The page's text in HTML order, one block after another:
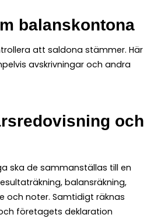
balanskontona
att saldona stämmer. Här
avskrivningar och andra
och
ska de sammanställas till en
balansräkning,
och noter. Samtidigt räknas
företagets deklaration